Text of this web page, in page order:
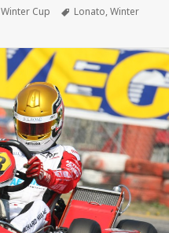
Catégories
Winter Cup
Mots-
Lonato,Winter